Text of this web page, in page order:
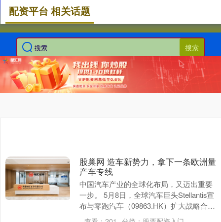
搜索
配资平台 相关话题
股巢网 造车新势力，拿下一条欧洲量
产车专线
中国汽车产业的全球化布局，又迈出重要
一步。 5月8日，全球汽车巨头Stellantis宣
布与零跑汽车（09863.HK）扩大战略合
作，零跑的技术架构将首次应用于....